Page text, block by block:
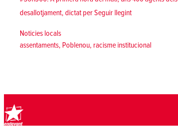
desallotjament, dictat perSeguir llegint«[Poblenou]
Posted in
Noticies locals
Tags:
assentaments, Poblenou, racisme institucional